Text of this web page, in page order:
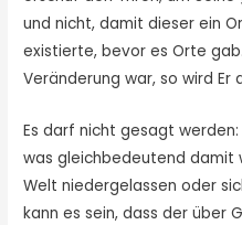
und nicht, damit dieser ein
existierte, bevor es Orte
Veränderung war, so wird Er
Es darf nicht gesagt werden:
was gleichbedeutend damit
Welt niedergelassen oder
kann es sein, dass der über